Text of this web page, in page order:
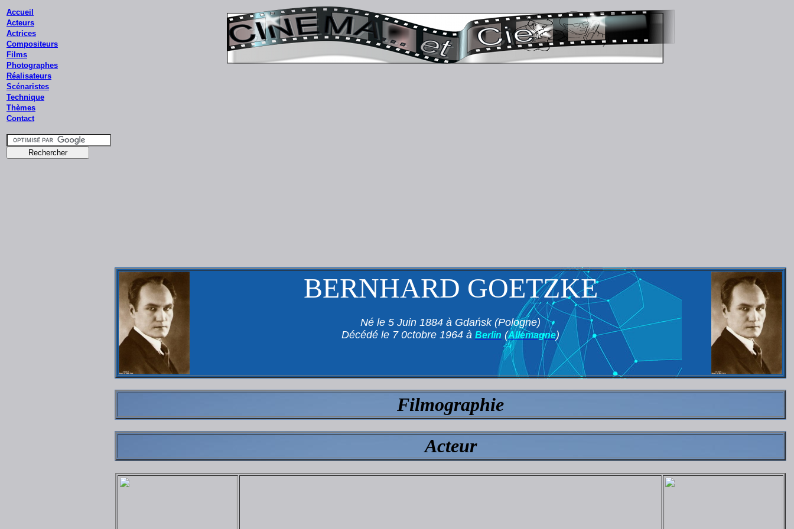
Accueil
Acteurs
Actrices
Compositeurs
Films
Photographes
Réalisateurs
Scénaristes
Technique
Thèmes
Contact
BERNHARD GOETZKE
Né le 5 Juin 1884 à Gdańsk (Pologne)
Décédé le 7 0ctobre 1964 à Berlin (Allemagne)
Filmographie
Acteur